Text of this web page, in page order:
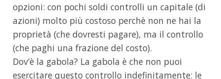
opzioni: con pochi soldi controlli un capitale (di
azioni) molto più costoso perchè non ne hai la
proprietà (che dovresti pagare), ma il controllo
(che paghi una frazione del costo).
Dov’è la gabola? La gabola è che non puoi
esercitare questo controllo indefinitamente: le